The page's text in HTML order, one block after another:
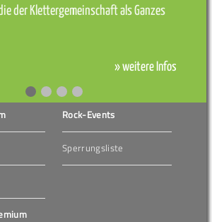
der Klettergemeinschaft als Ganzes
» weitere Infos
Rock-Events
Sperrungsliste